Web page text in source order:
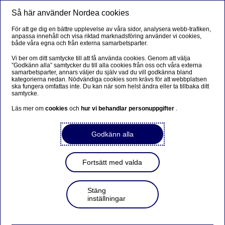
Fördelar med tjänstepension
till företagets medarbetare
Att erbjuda tjänstepension till dina medarbetare är en
viktig förmån – både för att attrahera och behålla
nyckelpersoner och för att skapa trygghet i företaget.
tjänstepension och vad du som företagare bör tänka på.
Få konkreta tips för att optimera tjänstepensionen för
ditt företag och dina medarbetare.
Bli företagskund för att skaffa tjänstepension
Så här använder Nordea cookies
För att ge dig en bättre upplevelse av våra sidor, analysera webb-trafiken,
anpassa innehåll och visa riktad marknadsföring använder vi cookies,
både våra egna och från externa samarbetsparter.
Vi ber om ditt samtycke till att få använda cookies. Genom att välja
”Godkänn alla” samtycker du till alla cookies från oss och våra externa
samarbetsparter, annars väljer du själv vad du vill godkänna bland
kategorierna nedan. Nödvändiga cookies som krävs för att webbplatsen
ska fungera omfattas inte. Du kan när som helst ändra eller ta tillbaka ditt
samtycke.
Läs mer omcookiesoch hur vi behandlar personuppgifter .
Godkänn alla
Fortsätt med valda
Stäng
inställningar